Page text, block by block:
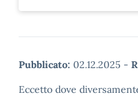
Pubblicato: 02.12.2025 -
Eccetto dove